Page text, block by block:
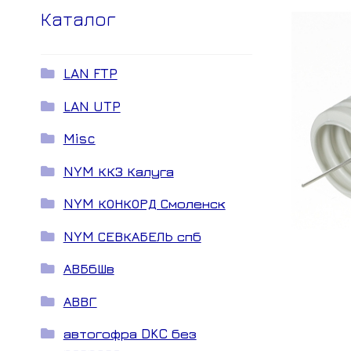
Каталог
LAN FTP
LAN UTP
Misc
NYM ККЗ Калуга
NYM КОНКОРД Смоленск
NYM СЕВКАБЕЛЬ спб
АВБбШв
АВВГ
автогофра DKC без